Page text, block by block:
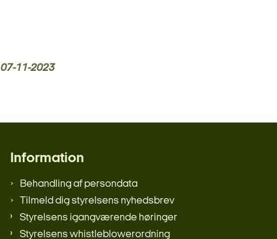
07-11-2023
Information
Behandling af persondata
Tilmeld dig styrelsens nyhedsbrev
Styrelsens igangværende høringer
Styrelsens whistleblowerordning